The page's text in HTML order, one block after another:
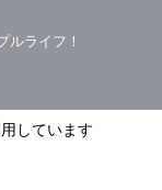
ルライフ！
しています